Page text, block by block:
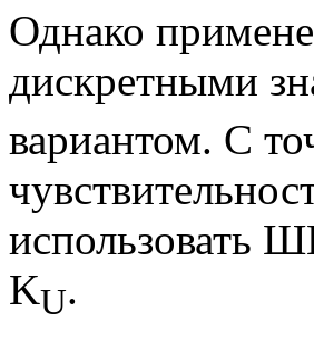
Однако
дискретными
вариантом. С
использовать
KU.